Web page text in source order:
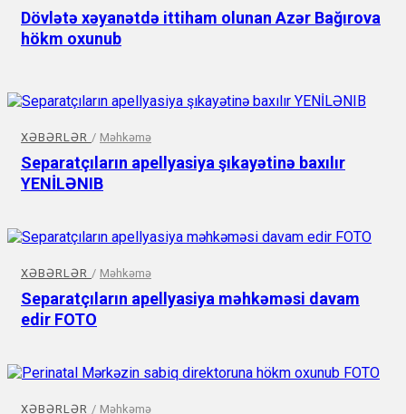
Dövlətə xəyanətdə ittiham olunan Azər Bağırova
hökm oxunub
XƏBƏRLƏR / Məhkəmə
Separatçıların apellyasiya şıkayətinə baxılır
YENİLƏNIB
XƏBƏRLƏR / Məhkəmə
Separatçıların apellyasiya məhkəməsi davam
edir FOTO
XƏBƏRLƏR / Məhkəmə